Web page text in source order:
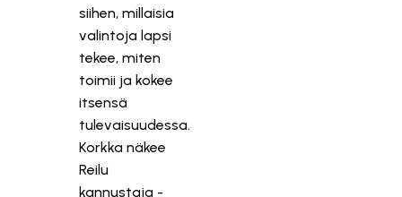
siihen, millaisia
valintoja lapsi
tekee, miten
toimii ja kokee
itsensä
tulevaisuudessa.
Korkka näkee
Reilu
kannustaja -